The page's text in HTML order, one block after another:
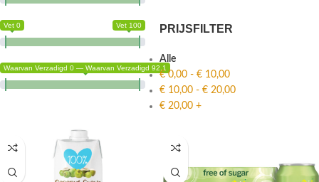
Vet 0 Vet 100
Waarvan Verzadigd 0 — Waarvan Verzadigd 92.1
PRIJSFILTER
Alle
€0,00 - € 10,00
€ 10,00 - € 20,00
€ 20,00 +